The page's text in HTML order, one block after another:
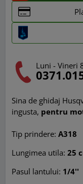
Luni - Vineri
Sina de ghidaj
ingusta, pentru
Tip prindere:A318
Lungimea utila:25
Pasul lantului: 1/4''